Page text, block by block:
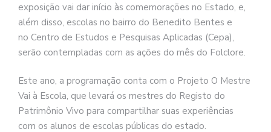
exposição vai dar início às comemorações no Estado, e,
além disso, escolas no bairro do Benedito Bentes e
no Centro de Estudos e Pesquisas Aplicadas (Cepa),
serão contempladas com as ações do mês do Folclore.
Este ano, a programação conta com o Projeto O Mestre
Vai à Escola, que levará os mestres do Registo do
Patrimônio Vivo para compartilhar suas experiências
com os alunos de escolas públicas do estado.